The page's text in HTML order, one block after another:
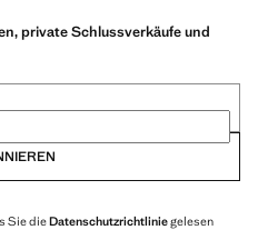
private Schlussverkäufe und
Sie dieDatenschutzrichtliniegelesen